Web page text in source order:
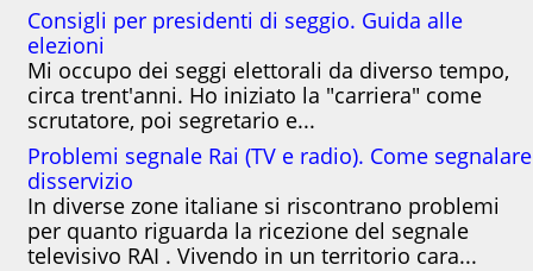
Consigli per presidenti di seggio. Guida alle
elezioni
Mi occupo dei seggi elettorali da diverso tempo,
circa trent'anni. Ho iniziato la "carriera" come
scrutatore, poi segretario e...
Problemi segnale Rai (TV e radio). Come segnalare
disservizio
In diverse zone italiane si riscontrano problemi
per quanto riguarda la ricezione del segnale
televisivo RAI . Vivendo in un territorio cara...